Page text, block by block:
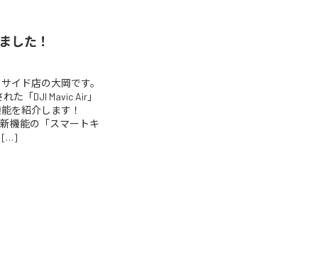
した！
イド店の大岡です。
た「DJI Mavic Air」
能を紹介します！
機能の「スマートキ
[…]